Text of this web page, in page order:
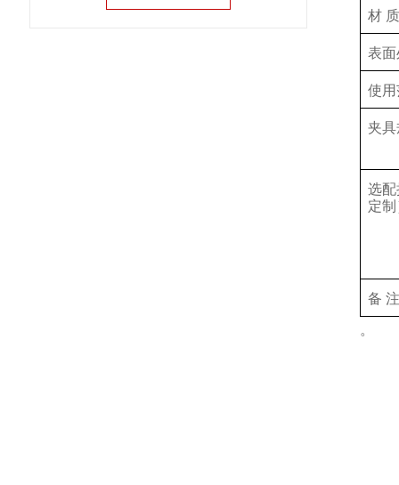
材 质
表
使
夹
选
定
备 注
。